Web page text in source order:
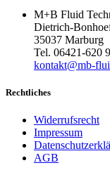
M+B Fluid
Dietrich-
35037 Marburg
Tel. 06421-620
kontakt@mb-
Rechtliches
Widerrufsrecht
Impressum
AGB